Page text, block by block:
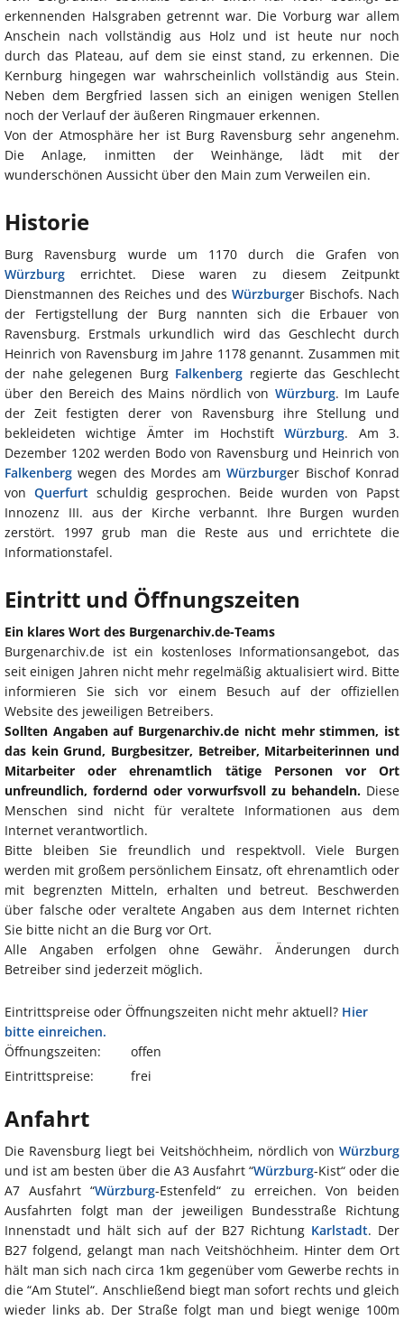
erkennenden Halsgraben getrennt war. Die Vorburg war allem
Anschein nach vollständig aus Holz und ist heute nur noch
durch das Plateau, auf dem sie einst stand, zu erkennen. Die
Kernburg hingegen war wahrscheinlich vollständig aus Stein.
Neben dem Bergfried lassen sich an einigen wenigen Stellen
noch der Verlauf der äußeren Ringmauer erkennen.
Von der Atmosphäre her ist Burg Ravensburg sehr angenehm.
Die Anlage, inmitten der Weinhänge, lädt mit der
wunderschönen Aussicht über den Main zum Verweilen ein.
Historie
Burg Ravensburg wurde um 1170 durch die Grafen von
Würzburg errichtet. Diese waren zu diesem Zeitpunkt
Dienstmannen des Reiches und des Würzburger Bischofs. Nach
der Fertigstellung der Burg nannten sich die Erbauer von
Ravensburg. Erstmals urkundlich wird das Geschlecht durch
Heinrich von Ravensburg im Jahre 1178 genannt. Zusammen mit
der nahe gelegenen Burg Falkenberg regierte das Geschlecht
über den Bereich des Mains nördlich von Würzburg. Im Laufe
der Zeit festigten derer von Ravensburg ihre Stellung und
bekleideten wichtige Ämter im HochstiftWürzburg. Am 3.
Dezember 1202 werden Bodo von Ravensburg und Heinrich von
Falkenberg wegen des Mordes amWürzburger Bischof Konrad
von Querfurt schuldig gesprochen. Beide wurden von Papst
Innozenz III. aus der Kirche verbannt. Ihre Burgen wurden
zerstört. 1997 grub man die Reste aus und errichtete die
Informationstafel.
Eintritt und Öffnungszeiten
Ein klares Wort des Burgenarchiv.de-Teams
Burgenarchiv.de ist ein kostenloses Informationsangebot, das
seit einigen Jahren nicht mehr regelmäßig aktualisiert wird. Bitte
informieren Sie sich vor einem Besuch auf der offiziellen
Website des jeweiligen Betreibers.
Sollten Angaben auf Burgenarchiv.de nicht mehr stimmen, ist
das kein Grund, Burgbesitzer, Betreiber, Mitarbeiterinnen und
Mitarbeiter oder ehrenamtlich tätige Personen vor Ort
unfreundlich, fordernd oder vorwurfsvoll zu behandeln. Diese
Menschen sind nicht für veraltete Informationen aus dem
Internet verantwortlich.
Bitte bleiben Sie freundlich und respektvoll. Viele Burgen
werden mit großem persönlichem Einsatz, oft ehrenamtlich oder
mit begrenzten Mitteln, erhalten und betreut. Beschwerden
über falsche oder veraltete Angaben aus dem Internet richten
Sie bitte nicht an die Burg vor Ort.
Alle Angaben erfolgen ohne Gewähr. Änderungen durch
Betreiber sind jederzeit möglich.
Eintrittspreise oder Öffnungszeiten nicht mehr aktuell? Hier
bitte einreichen.
Öffnungszeiten:
offen
Eintrittspreise:
frei
Anfahrt
Die Ravensburg liegt bei Veitshöchheim, nördlich von Würzburg
und ist am besten über die A3 Ausfahrt “Würzburg-Kist“ oder die
A7 Ausfahrt “Würzburg-Estenfeld“ zu erreichen. Von beiden
Ausfahrten folgt man der jeweiligen Bundesstraße Richtung
Innenstadt und hält sich auf der B27 Richtung Karlstadt. Der
B27 folgend, gelangt man nach Veitshöchheim. Hinter dem Ort
hält man sich nach circa 1km gegenüber vom Gewerbe rechts in
die “Am Stutel“. Anschließend biegt man sofort rechts und gleich
wieder links ab. Der Straße folgt man und biegt wenige 100m